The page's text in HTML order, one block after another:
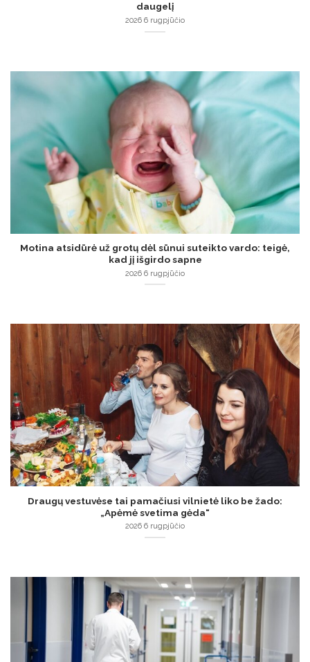
daugelį
2026 6 rugpjūčio
Motina atsidūrė už grotų dėl sūnui suteikto vardo: teigė,
kad jį išgirdo sapne
2026 6 rugpjūčio
Draugų vestuvėse tai pamačiusi vilnietė liko be žado:
„Apėmė svetima gėda“
2026 6 rugpjūčio